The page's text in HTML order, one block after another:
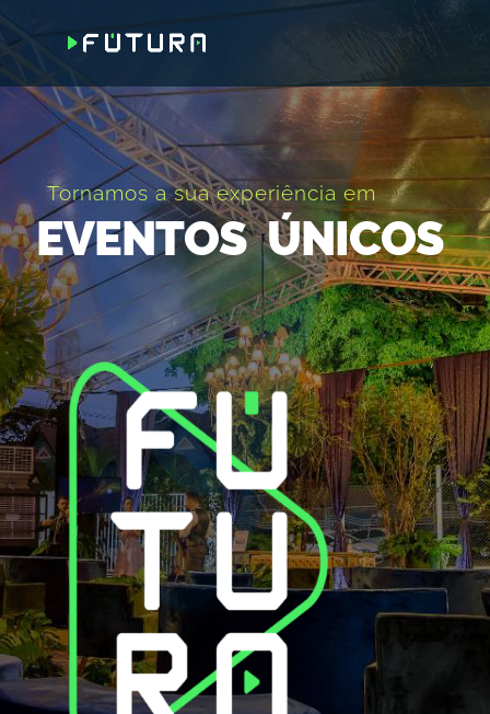
Tornamos a sua experiência em
EVENTOS ÚNICOS